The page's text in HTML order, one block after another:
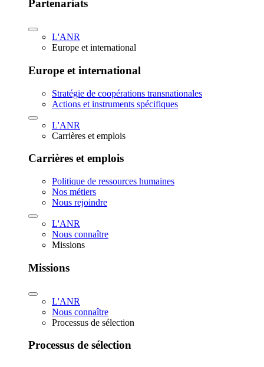
Partenariats
L'ANR
Europe et international
Europe et international
Stratégie de coopérations transnationales
Actions et instruments spécifiques
L'ANR
Carrières et emplois
Carrières et emplois
Politique de ressources humaines
Nos métiers
Nous rejoindre
L'ANR
Nous connaître
Missions
Missions
L'ANR
Nous connaître
Processus de sélection
Processus de sélection